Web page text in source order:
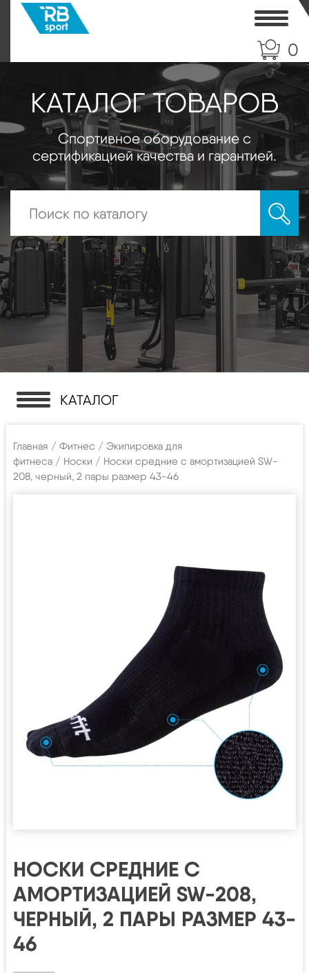
0
КАТАЛОГ ТОВАРОВ
Спортивное оборудование с
сертификацией качества и гарантией.
КАТАЛОГ
Главная / Фитнес / Экипировка для
фитнеса / Носки / Носки средние c амортизацией SW-
208, черный, 2 пары размер 43-46
НОСКИ СРЕДНИЕ C
АМОРТИЗАЦИЕЙ SW-208,
ЧЕРНЫЙ, 2 ПАРЫ РАЗМЕР 43-
46